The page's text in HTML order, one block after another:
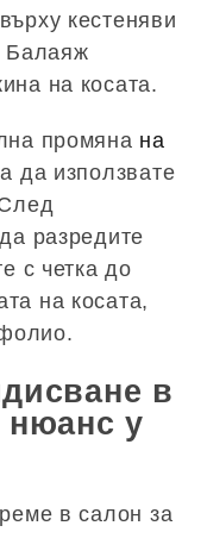
кестеняви
Балаяж
на косата.
промяна на
да използвате
разредите
с четка до
на косата,
в
нюанс у
в салон за